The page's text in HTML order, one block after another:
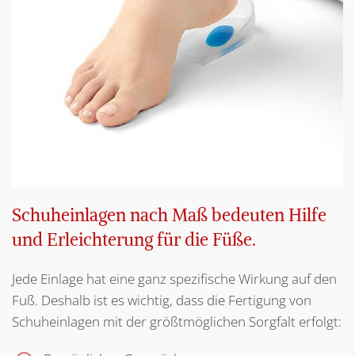
Schuheinlagen nach Maß bedeuten Hilfe
und Erleichterung für die Füße.
Jede Einlage hat eine ganz spezifische Wirkung auf den
Fuß. Deshalb ist es wichtig, dass die Fertigung von
Schuheinlagen mit der größtmöglichen Sorgfalt erfolgt: